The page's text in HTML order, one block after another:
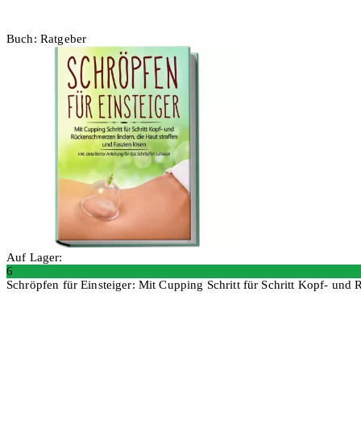
Buch: Ratgeber
Auf Lager:
6
Schröpfen für Einsteiger: Mit Cupping Schritt für Schritt Kopf- und